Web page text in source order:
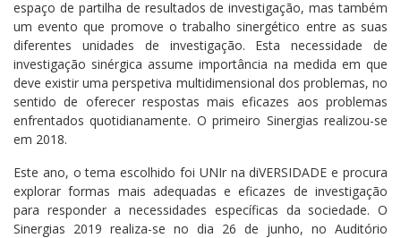
espaço de partilha de resultados de investigação, mas também
um evento que promove o trabalho sinergético entre as suas
diferentes unidades de investigação. Esta necessidade de
investigação sinérgica assume importância na medida em que
deve existir uma perspetiva multidimensional dos problemas, no
sentido de oferecer respostas mais eficazes aos problemas
enfrentados quotidianamente. O primeiro Sinergias realizou-se
em 2018.
Este ano, o tema escolhido foi UNIr na diVERSIDADE e procura
explorar formas mais adequadas e eficazes de investigação
para responder a necessidades específicas da sociedade. O
Sinergias 2019 realiza-se no dia 26 de junho, no Auditório